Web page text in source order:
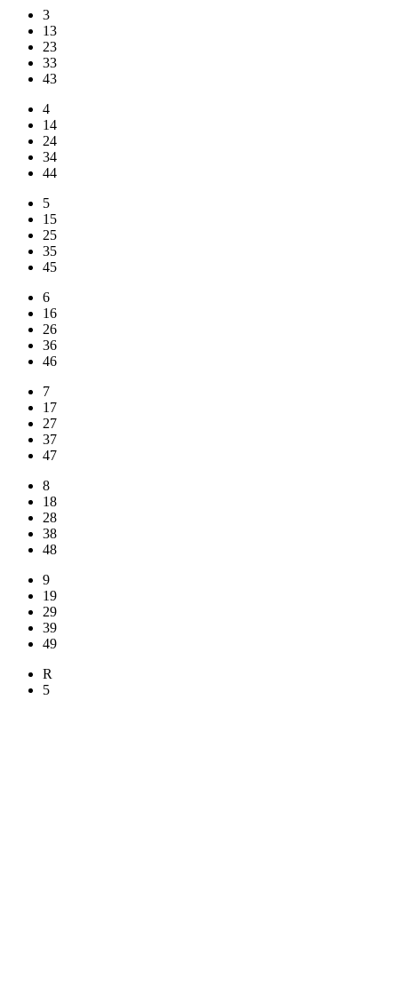
3
13
23
33
43
4
14
24
34
44
5
15
25
35
45
6
16
26
36
46
7
17
27
37
47
8
18
28
38
48
9
19
29
39
49
R
5